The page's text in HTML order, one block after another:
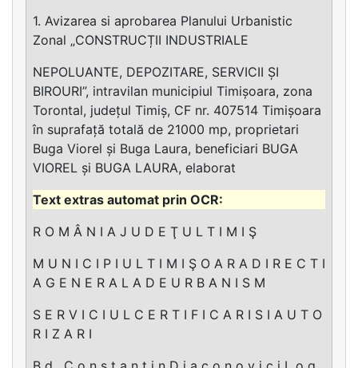
1. Avizarea si aprobarea Planului Urbanistic
Zonal „CONSTRUCȚII INDUSTRIALE
NEPOLUANTE, DEPOZITARE, SERVICII ȘI
BIROURI”, intravilan municipiul Timișoara, zona
Torontal, județul Timiș, CF nr. 407514 Timișoara
în suprafață totală de 21000 mp, proprietari
Buga Viorel și Buga Laura, beneficiari BUGA
VIOREL și BUGA LAURA, elaborat
R O M Â N I A J U D E Ţ U L T I M I Ş
M U N I C I P I U L T I M I Ş O A R A D I R E C T I
A G E N E R A L A D E U R B A N I S M
S E R V I C I U L C E R T I F I C A R I S I A U T O
R I Z A R I